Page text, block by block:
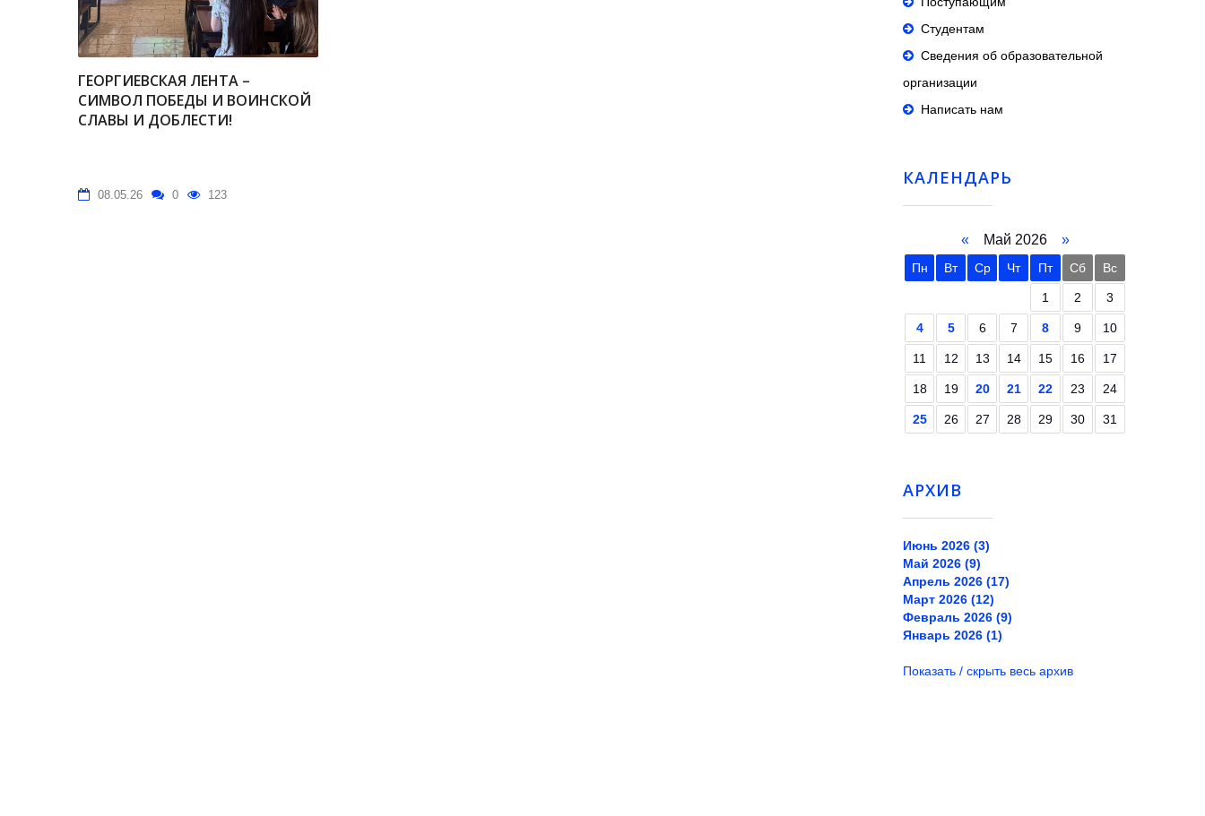
ГЕОРГИЕВСКАЯ ЛЕНТА –
СИМВОЛ ПОБЕДЫ И ВОИНСКОЙ
СЛАВЫ И ДОБЛЕСТИ!
08.05.26 0 123
Студентам
Сведения об образовательной
организации
Написать нам
КАЛЕНДАРЬ
«Май 2026 »
Пн Вт Ср Чт Пт Сб Вс
1 2 3
4 5 6 7 8 9 10
11 12 13 14 15 16 17
18 19 20 21 22 23 24
25 26 27 28 29 30 31
АРХИВ
Июнь 2026 (3)
Май 2026 (9)
Апрель 2026 (17)
Март 2026 (12)
Февраль 2026 (9)
Январь 2026 (1)
Показать / скрыть весь архив